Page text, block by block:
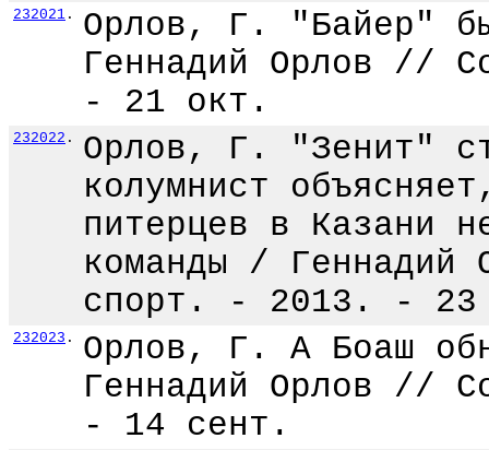
232021 .
Орлов, Г. "Байер"
Геннадий Орлов //
- 21 окт.
232022 .
Орлов, Г. "Зенит"
колумнист
питерцев в Казани
команды / Геннадий
спорт. - 2013. - 23
232023 .
Орлов, Г. А Боаш
Геннадий Орлов //
- 14 сент.